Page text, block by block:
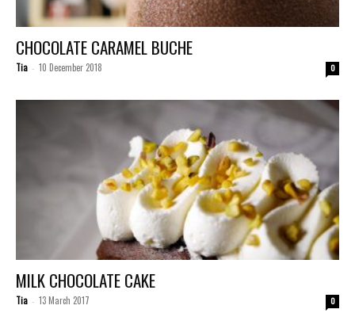
CHOCOLATE CARAMEL BUCHE
Tia - 10 December 2018 0
MILK CHOCOLATE CAKE
Tia - 13 March 2017 0